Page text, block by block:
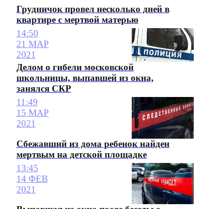
Грудничок провел несколько дней в
квартире с мертвой матерью
14:50
21 МАР
2021
Делом о гибели московской
школьницы, выпавшей из окна,
занялся СКР
11:49
15 МАР
2021
Сбежавший из дома ребенок найден
мертвым на детской площадке
13:45
14 ФЕВ
2021